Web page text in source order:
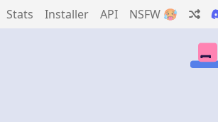
Stats Installer API NSFW 🥵